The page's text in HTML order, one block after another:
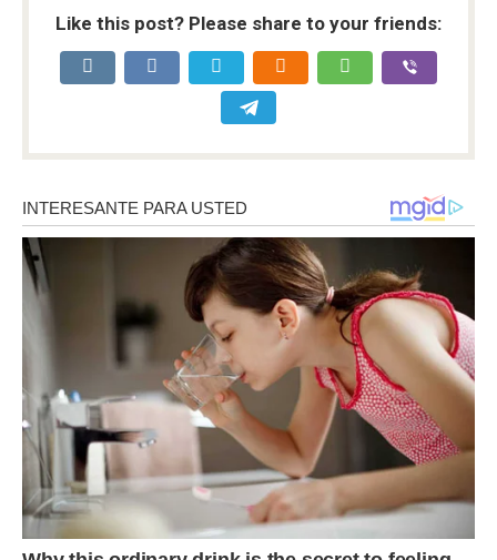
Like this post? Please share to your friends: